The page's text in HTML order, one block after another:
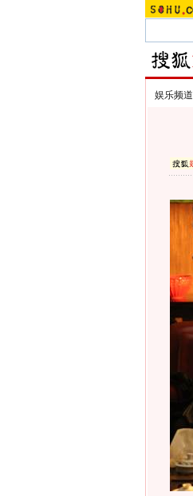
娱乐频道